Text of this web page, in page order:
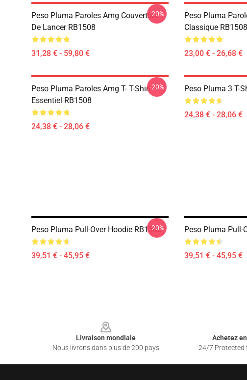
Peso Pluma Paroles Amg Couverture
De Lancer RB1508
31,28 € - 59,80 €
-20%
Peso Pluma
Classique RB1508
23,00 € - 26,68 €
Peso Pluma Paroles Amg T- T-Shirt
Essentiel RB1508
24,38 € - 28,06 €
-20% Peso Pluma 3 T-
24,38 € - 28,06 €
Peso Pluma Pull-Over Hoodie RB1508
39,51 € - 45,95 €
-20% Peso Pluma Pull-
39,51 € - 45,95 €
Livraison mondiale
Nous livrons dans plus de 200 pays
Achetez
24/7 Protected